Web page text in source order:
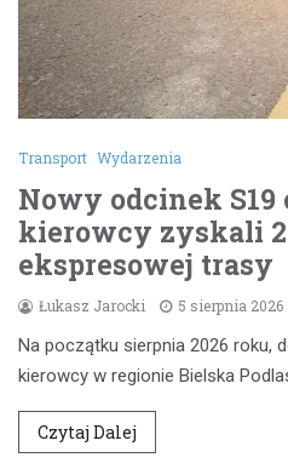
Transport Wydarzenia
Nowy odcinek
kierowcy zyskali
ekspresowej trasy
Łukasz Jarocki 5 sierpnia 2026
Na początku sierpnia 2026 roku,
kierowcy w regionie Bielska
Czytaj Dalej